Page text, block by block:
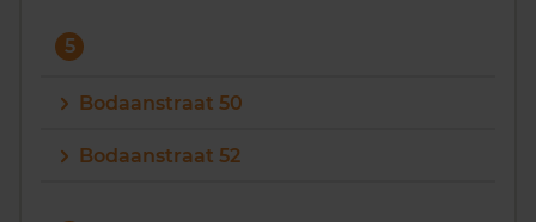
5
Bodaanstraat 50
Bodaanstraat 52